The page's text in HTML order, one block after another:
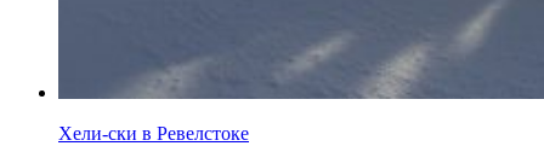
Хели-ски в Ревелстоке